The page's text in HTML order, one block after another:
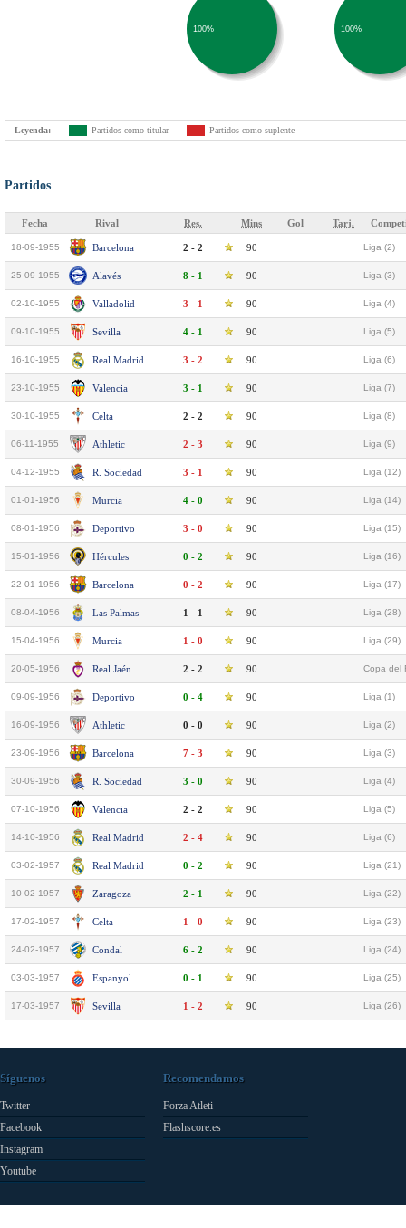
100% 100%
Leyenda: Partidos como titular Partidos como suplente
Partidos
Fecha Rival Res. Mins Gol Tarj.
18-09-1955 Barcelona 2 - 2 90 Liga (2)
25-09-1955 Alavés 8 - 1 90 Liga (3)
02-10-1955 Valladolid 3 - 1 90 Liga (4)
09-10-1955 Sevilla 4 - 1 90 Liga (5)
16-10-1955 Real Madrid 3 - 2 90 Liga (6)
23-10-1955 Valencia 3 - 1 90 Liga (7)
30-10-1955 Celta 2 - 2 90 Liga (8)
06-11-1955 Athletic 2 - 3 90 Liga (9)
04-12-1955 R. Sociedad 3 - 1 90 Liga (12)
01-01-1956 Murcia 4 - 0 90 Liga (14)
08-01-1956 Deportivo 3 - 0 90 Liga (15)
15-01-1956 Hércules 0 - 2 90 Liga (16)
22-01-1956 Barcelona 0 - 2 90 Liga (17)
08-04-1956 Las Palmas 1 - 1 90 Liga (28)
15-04-1956 Murcia 1 - 0 90 Liga (29)
20-05-1956 Real Jaén 2 - 2 90 Copa del
09-09-1956 Deportivo 0 - 4 90 Liga (1)
16-09-1956 Athletic 0 - 0 90 Liga (2)
23-09-1956 Barcelona 7 - 3 90 Liga (3)
30-09-1956 R. Sociedad 3 - 0 90 Liga (4)
07-10-1956 Valencia 2 - 2 90 Liga (5)
14-10-1956 Real Madrid 2 - 4 90 Liga (6)
03-02-1957 Real Madrid 0 - 2 90 Liga (21)
10-02-1957 Zaragoza 2 - 1 90 Liga (22)
17-02-1957 Celta 1 - 0 90 Liga (23)
24-02-1957 Condal 6 - 2 90 Liga (24)
03-03-1957 Espanyol 0 - 1 90 Liga (25)
17-03-1957 Sevilla 1 - 2 90 Liga (26)
Síguenos
Twitter
Facebook
Instagram
Youtube
Recomendamos
Forza Atleti
Flashscore.es